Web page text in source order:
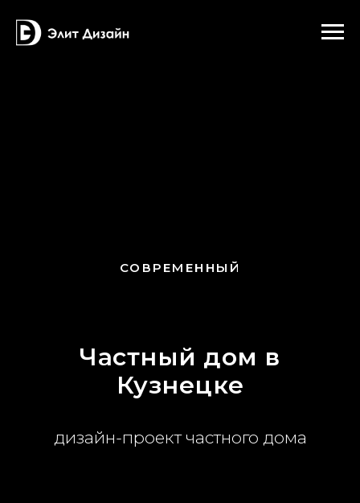
СОВРЕМЕННЫЙ
Частный дом в
Кузнецке
дизайн-проект частного дома